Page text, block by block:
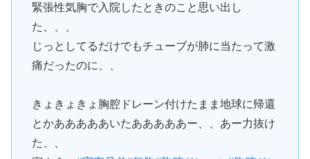
緊張性気胸で入院したときのこと思い出し
た、、、
じっとしてるだけでもチューブが肺に当たって激
痛だったのに、、
きょきょきょ胸腔ドレーン付けたまま地球に帰還
とかあああああいたあああああー、、あー力抜け
た、、